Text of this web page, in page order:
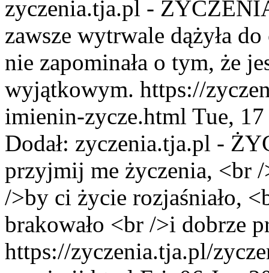
zyczenia.tja.pl -
zawsze wytrwale dążyła
nie zapominała o tym, że
wyjątkowym. https://
imienin-zycze.html Tue,
Dodał: zyczenia.tja.pl -
przyjmij me życzenia, <br /
/>by ci życie rozjaśniało,
brakowało <br />i dobrze
https://zyczenia.tja.pl/